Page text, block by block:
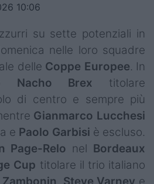
10:06
su sette potenziali in
nelle loro squadre
delle Coppe Europee. In
Nacho Brex titolare
di centro e sempre più
Gianmarco Lucchesi
e Paolo Garbisi è escluso.
Page-Relo nel Bordeaux
Cup titolare il trio italiano
Zambonin, Steve Varney e